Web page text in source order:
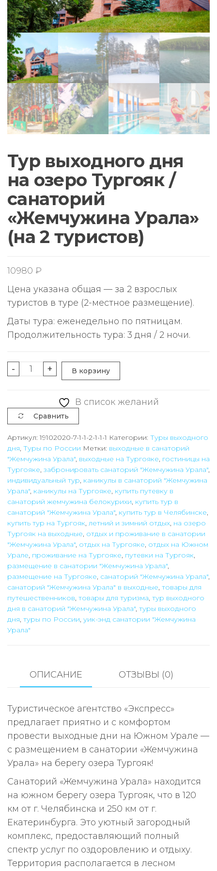
Тур выходного дня
на озеро Тургояк /
санаторий
«Жемчужина Урала»
(на 2 туристов)
10980 ₽
Цена указана общая — за 2 взрослых
туристов в туре (2-местное размещение).
Даты тура: еженедельно по пятницам.
Продолжительность тура: 3 дня / 2 ночи.
-
Количество
выходного
дня
на
озеро
Тургояк
/
санаторий
"Жемчужина
Урала"
(на
2
туристов)
+ В корзину
В список желаний
Сравнить
Артикул:19102020-7-1-1-2-1-1-1 Категории: Туры выходного
дня, Туры по России Метки: выходные в санаторий
"Жемчужина Урала", выходные на Тургояке, гостиницы на
Тургояке, забронировать санаторий "Жемчужина Урала",
индивидуальный тур, каникулы в санаторий "Жемчужина
Урала", каникулы на Тургояке, купить путевку в
санаторий жемчужина белокурихи, купить тур в
санаторий "Жемчужина Урала", купить тур в Челябинске,
купить тур на Тургояк, летний и зимний отдых, на озеро
Тургояк на выходные, отдых и проживание в санатории
"Жемчужина Урала", отдых на Тургояке, отдых на Южном
Урале, проживание на Тургояке, путевки на Тургояк,
размещение в санатории "Жемчужина Урала",
размещение на Тургояке, санаторий "Жемчужина Урала",
санаторий "Жемчужина Урала" в выходные, товары для
путешественников, товары для туризма, тур выходного
дня в санаторий "Жемчужина Урала", туры выходного
дня, туры по России, уик-энд санатории "Жемчужина
Урала"
ОПИСАНИЕ ОТЗЫВЫ (0)
Туристическое агентство «Экспресс»
предлагает приятно и с комфортом
провести выходные дни на Южном Урале —
с размещением в санатории «Жемчужина
Урала» на берегу озера Тургояк!
Санаторий «Жемчужина Урала» находится
на южном берегу озера Тургояк, что в 120
км от г. Челябинска и 250 км от г.
Екатеринбурга. Это уютный загородный
комплекс, предоставляющий полный
спектр услуг по оздоровлению и отдыху.
Территория располагается в лесном